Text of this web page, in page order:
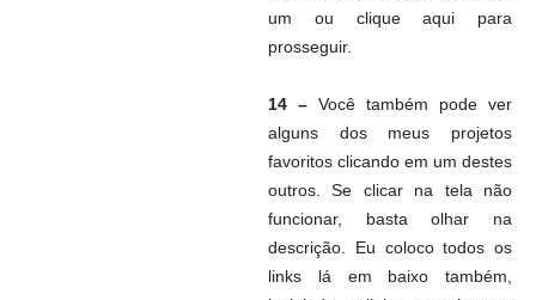
um ou clique aqui para
prosseguir.
14 – Você também pode ver
alguns dos meus projetos
favoritos clicando em um destes
outros. Se clicar na tela não
funcionar, basta olhar na
descrição. Eu coloco todos os
links lá em baixo também,